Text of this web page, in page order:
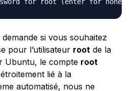
demande si vous souhaitez
pour l’utilisateur root de la
Ubuntu, le compte root
lié à la
automatisé, nous ne